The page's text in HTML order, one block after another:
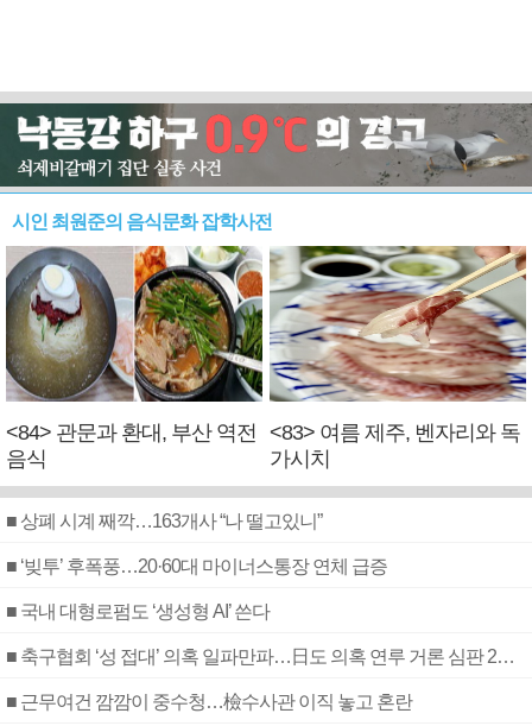
시인 최원준의 음식문화 잡학사전
<84> 관문과 환대, 부산 역전
음식
<83> 여름 제주, 벤자리와 독
가시치
■ 상폐 시계 째깍…163개사 “나 떨고있니”
■ ‘빚투’ 후폭풍…20·60대 마이너스통장 연체 급증
■ 국내 대형로펌도 ‘생성형 AI’ 쓴다
■ 축구협회 ‘성 접대’ 의혹 일파만파…日도 의혹 연루 거론 심판 2명 조사
■ 근무여건 깜깜이 중수청…檢수사관 이직 놓고 혼란